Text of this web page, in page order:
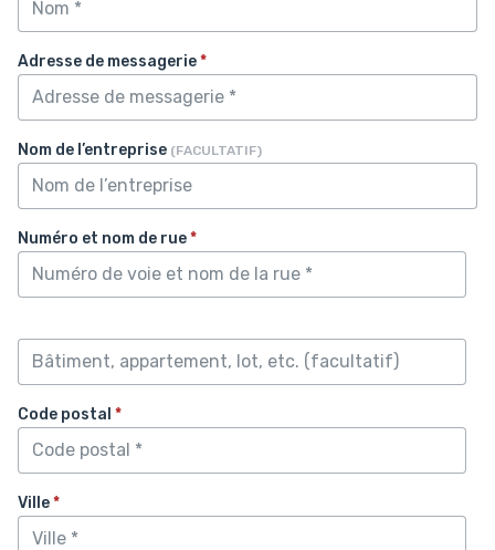
Adresse de messagerie*
Nom de l’entreprise (FACULTATIF)
Numéro et nom de rue*
Code postal *
Ville*